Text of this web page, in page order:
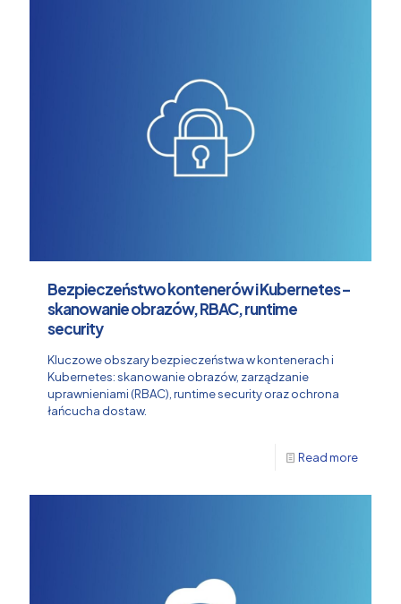
Bezpieczeństwo kontenerów i Kubernetes –
skanowanie obrazów, RBAC, runtime
security
Kluczowe obszary bezpieczeństwa w kontenerach i
Kubernetes: skanowanie obrazów, zarządzanie
uprawnieniami (RBAC), runtime security oraz ochrona
łańcucha dostaw.
Read more